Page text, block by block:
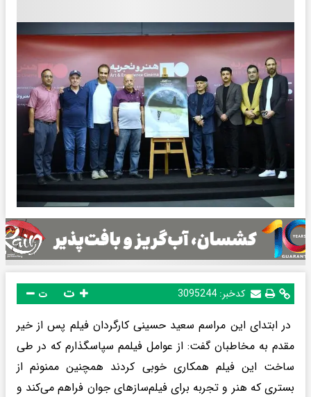
کدخبر: 3095244 ت
در ابتدای این مراسم سعید حسینی کارگردان فیلم پس از خیر
مقدم به مخاطبان گفت: از عوامل فیلمم سپاسگذارم که در طی
ساخت این فیلم همکاری خوبی کردند همچنین ممنونم از
بستری که هنر و تجربه برای فیلم‌سازهای جوان فراهم می‌کند و